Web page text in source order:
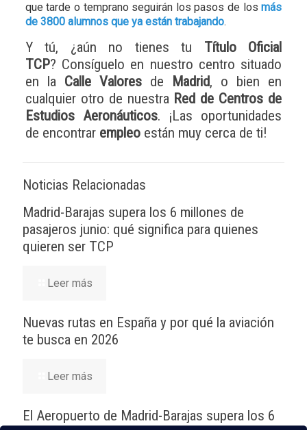
que tarde o temprano seguirán los pasos de losmás
de 3800 alumnos que ya están trabajando.
Y tú, ¿aún no tienes tu Título Oficial
TCP? Consíguelo en nuestro centro situado
en la Calle Valoresde Madrid, o bien en
cualquier otro de nuestra Red de Centros de
Estudios Aeronáuticos. ¡Las oportunidades
de encontrar empleoestán muy cerca de ti!
Noticias Relacionadas
Madrid-Barajas supera los 6 millones de
pasajeros junio: qué significa para quienes
quieren ser TCP
Leer más
Nuevas rutas en España y por qué la aviación
te busca en 2026
Leer más
El Aeropuerto de Madrid-Barajas supera los 6